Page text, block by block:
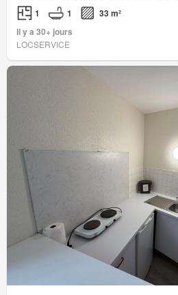
1 1
33 m²
Il y a 30+ jours
LOCSERVICE